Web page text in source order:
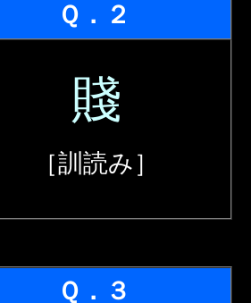
Ｑ．２
賤
［訓読み］
Ｑ．３